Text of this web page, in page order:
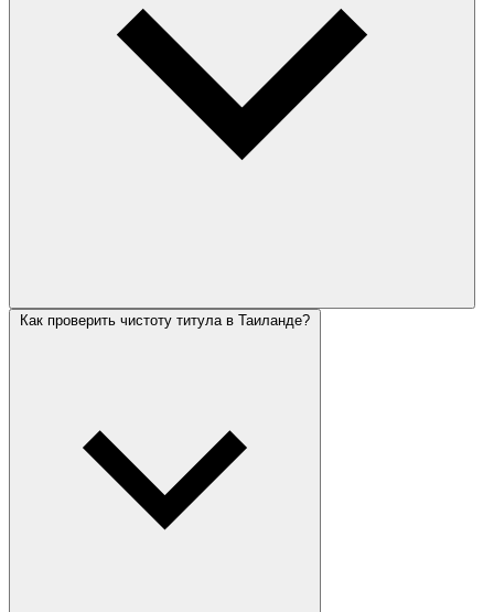
Как проверить чистоту титула в Таиланде?